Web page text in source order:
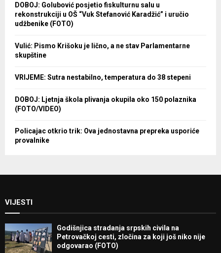
DOBOJ: Golubović posjetio fiskulturnu salu u
rekonstrukciji u OŠ “Vuk Stefanović Karadžić” i uručio
udžbenike (FOTO)
Vulić: Pismo Krišoku je lično, a ne stav Parlamentarne
skupštine
VRIJEME: Sutra nestabilno, temperatura do 38 stepeni
DOBOJ: Ljetnja škola plivanja okupila oko 150 polaznika
(FOTO/VIDEO)
Policajac otkrio trik: Ova jednostavna prepreka usporiće
provalnike
VIJESTI
Godišnjica stradanja srpskih civila na
Petrovačkoj cesti, zločina za koji još niko nije
odgovarao (FOTO)